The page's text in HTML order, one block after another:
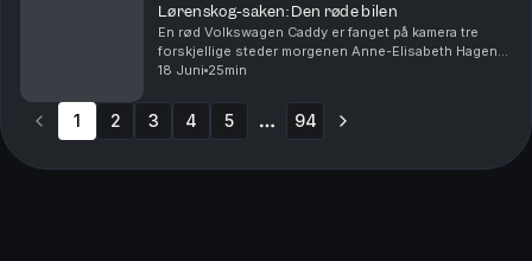
Lørenskog-saken: Den røde bilen
En rød Volkswagen Caddy er fanget på kamera tre
forskjellige steder morgenen Anne-Elisabeth Hagen
forsvant. Politiet jakter svar: Hva gjorde den der?
18 Juni 25min
1 2 3 4 5 94